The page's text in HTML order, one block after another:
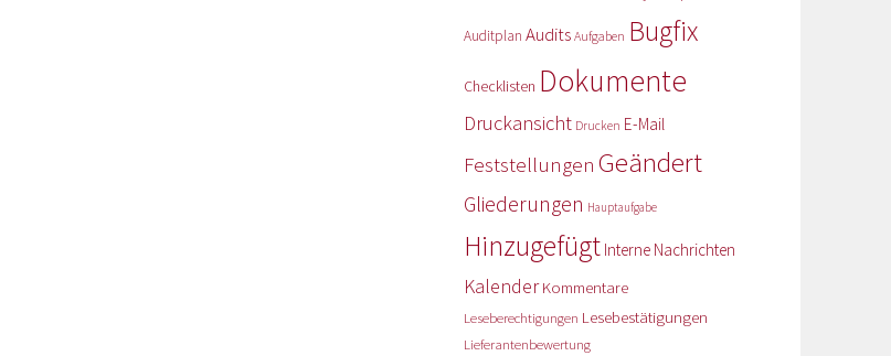
Auditplan Audits Aufgaben Bugfix
Checklisten Dokumente
Druckansicht Drucken E-Mail
Feststellungen Geändert
Gliederungen Hauptaufgabe
Hinzugefügt Interne Nachrichten
Kalender Kommentare
Leseberechtigungen Lesebestätigungen
Lieferantenbewertung